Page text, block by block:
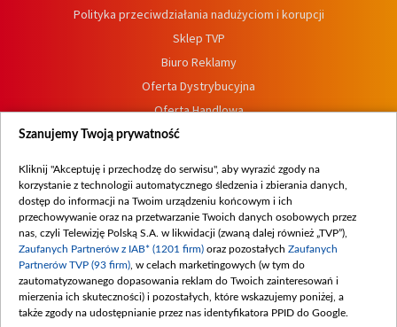
Polityka przeciwdziałania nadużyciom i korupcji
Sklep TVP
Biuro Reklamy
Oferta Dystrybucyjna
Oferta Handlowa
Dostępność
Procedura zgłoszeń wewnętrznych
Szanujemy Twoją prywatność
Kliknij "Akceptuję i przechodzę do serwisu", aby wyrazić zgody na
korzystanie z technologii automatycznego śledzenia i zbierania danych,
dostęp do informacji na Twoim urządzeniu końcowym i ich
przechowywanie oraz na przetwarzanie Twoich danych osobowych przez
nas, czyli Telewizję Polską S.A. w likwidacji (zwaną dalej również „TVP”),
Zaufanych Partnerów z IAB* (1201 firm) oraz pozostałych Zaufanych
Partnerów TVP (93 firm) , w celach marketingowych (w tym do
zautomatyzowanego dopasowania reklam do Twoich zainteresowań i
mierzenia ich skuteczności) i pozostałych, które wskazujemy poniżej, a
także zgody na udostępnianie przez nas identyfikatora PPID do Google.